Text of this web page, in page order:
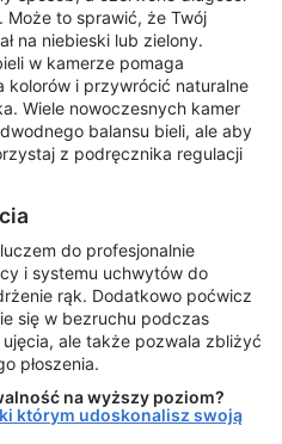
Może to sprawić, że Twój
na niebieski lub zielony.
w kamerze pomaga
kolorów i przywrócić naturalne
Wiele nowoczesnych kamer
balansu bieli, ale aby
z podręcznika regulacji
do profesjonalnie
i systemu uchwytów do
rąk. Dodatkowo poćwicz
się w bezruchu podczas
ale także pozwala zbliżyć
płoszenia.
na wyższy poziom?
którym udoskonalisz swoją